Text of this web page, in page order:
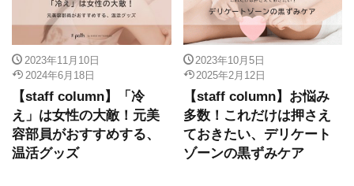
2023年11月10日
2024年6月18日
【staff column】「冷
え」は女性の大敵！元美
容部員がおすすめする、
温活グッズ
2023年10月5日
2025年2月12日
【staff column】お悩み
多数！これだけは押さえ
ておきたい、デリケート
ゾーンの黒ずみケア